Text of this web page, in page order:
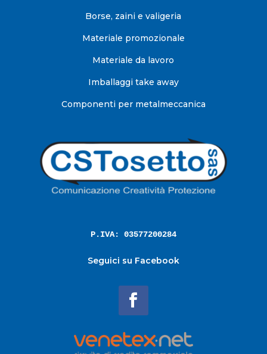
Borse, zaini e valigeria
Materiale promozionale
Materiale da lavoro
Imballaggi take away
Componenti per metalmeccanica
P.IVA: 03577200284
Seguici su Facebook